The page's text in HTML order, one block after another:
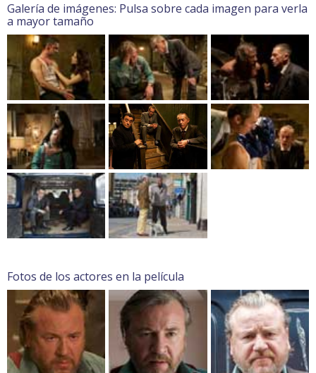
Galería de imágenes: Pulsa sobre cada imagen para verla
a mayor tamaño
Fotos de los actores en la película